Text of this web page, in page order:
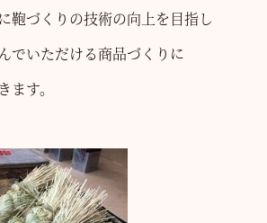
鞄づくりの技術の向上を目指し
でいただける商品づくりに
ます。